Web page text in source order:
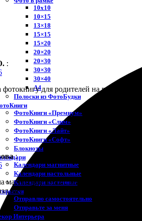
10х10
10×15
13×18
15×15
15×20
20×20
20×30
30×30
30×40
A4
Полоски из ФотоБудки
ФотоКниги «Премиум»
ФотоКниги «Слим»
ФотоКниги «Лайт»
ФотоКниги «Софт»
Блокноты
Календари магнитные
Календари настольные
Календари настенные
Отправлю самостоятельно
Отправьте за меня
Интерьера
:
фотокнигу для родителей на
:
магнитный пазл с видом города.
внутри.